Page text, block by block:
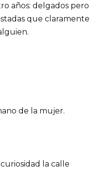
años: delgados pero
que claramente
de la mujer.
la calle